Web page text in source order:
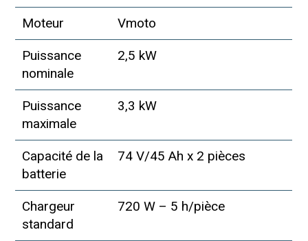
Moteur Vmoto
Puissance
nominale
2,5 kW
Puissance
maximale
3,3 kW
Capacité de la
batterie
74 V/45 Ah x 2 pièces
Chargeur
standard
720 W – 5 h/pièce